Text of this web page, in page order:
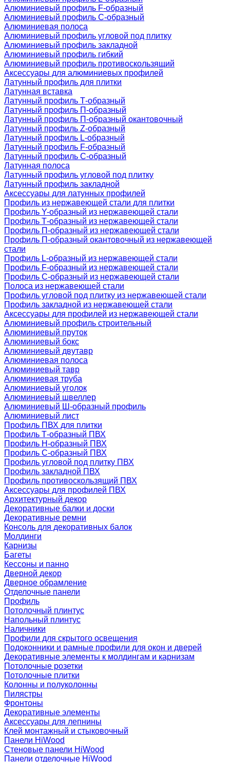
Алюминиевый профиль F-образный
Алюминиевый профиль C-образный
Алюминиевая полоса
Алюминиевый профиль угловой под плитку
Алюминиевый профиль закладной
Алюминиевый профиль гибкий
Алюминиевый профиль противоскользящий
Аксессуары для алюминиевых профилей
Латунный профиль для плитки
Латунная вставка
Латунный профиль Т-образный
Латунный профиль П-образный
Латунный профиль П-образный окантовочный
Латунный профиль Z-образный
Латунный профиль L-образный
Латунный профиль F-образный
Латунный профиль C-образный
Латунная полоса
Латунный профиль угловой под плитку
Латунный профиль закладной
Аксессуары для латунных профилей
Профиль из нержавеющей стали для плитки
Профиль Y-образный из нержавеющей стали
Профиль Т-образный из нержавеющей стали
Профиль П-образный из нержавеющей стали
Профиль П-образный окантовочный из нержавеющей
стали
Профиль L-образный из нержавеющей стали
Профиль F-образный из нержавеющей стали
Профиль C-образный из нержавеющей стали
Полоса из нержавеющей стали
Профиль угловой под плитку из нержавеющей стали
Профиль закладной из нержавеющей стали
Аксессуары для профилей из нержавеющей стали
Алюминиевый профиль строительный
Алюминиевый пруток
Алюминиевый бокс
Алюминиевый двутавр
Алюминиевая полоса
Алюминиевый тавр
Алюминиевая труба
Алюминиевый уголок
Алюминиевый швеллер
Алюминиевый Ш-образный профиль
Алюминиевый лист
Профиль ПВХ для плитки
Профиль Т-образный ПВХ
Профиль H-образный ПВХ
Профиль C-образный ПВХ
Профиль угловой под плитку ПВХ
Профиль закладной ПВХ
Профиль противоскользящий ПВХ
Аксессуары для профилей ПВХ
Архитектурный декор
Декоративные балки и доски
Декоративные ремни
Консоль для декоративных балок
Молдинги
Карнизы
Багеты
Кессоны и панно
Дверной декор
Дверное обрамление
Отделочные панели
Профиль
Потолочный плинтус
Напольный плинтус
Наличники
Профили для скрытого освещения
Подоконники и рамные профили для окон и дверей
Декоративные элементы к молдингам и карнизам
Потолочные розетки
Потолочные плитки
Колонны и полуколонны
Пилястры
Фронтоны
Декоративные элементы
Аксессуары для лепнины
Клей монтажный и стыковочный
Панели HiWood
Стеновые панели HiWood
Панели отделочные HiWood